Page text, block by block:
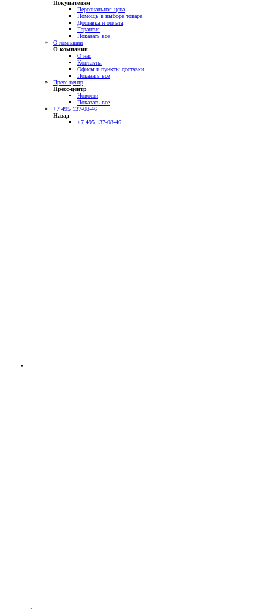
Покупателям
Персональная цена
Помощь в выборе товара
Доставка и оплата
Гарантия
Показать все
О компании
О компании
О нас
Контакты
Офисы и пункты доставки
Показать все
Пресс-центр
Пресс-центр
Новости
Показать все
+7 495 137-08-46
Назад
+7 495 137-08-46